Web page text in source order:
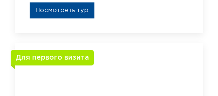
Посмотреть тур
Для первого визита